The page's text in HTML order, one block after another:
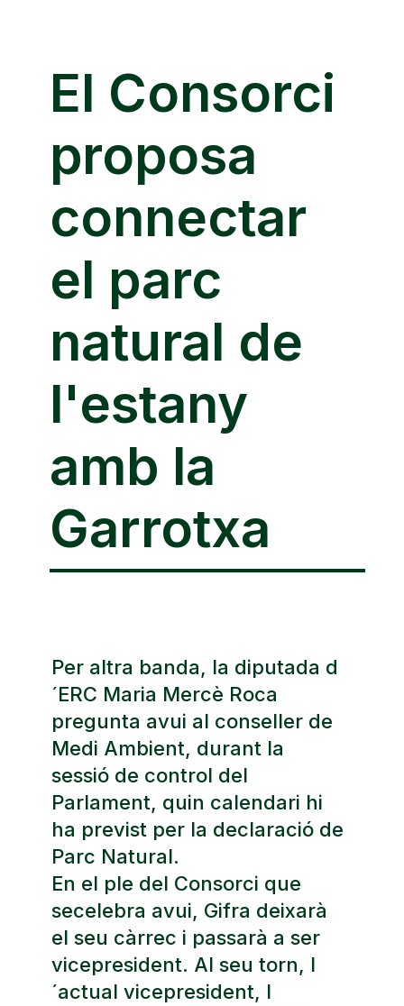
El Consorci
proposa
connectar
el parc
natural de
l'estany
amb la
Garrotxa
Per altra banda, la diputada d
´ERC Maria Mercè Roca
pregunta avui al conseller de
Medi Ambient, durant la
sessió de control del
Parlament, quin calendari hi
ha previst per la declaració de
Parc Natural.
En el ple del Consorci que
secelebra avui, Gifra deixarà
el seu càrrec i passarà a ser
vicepresident. Al seu torn, l
´actual vicepresident, l